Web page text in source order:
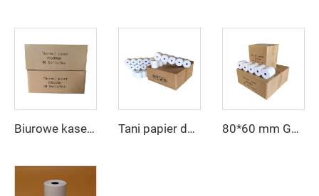
Biurowe kasety do rejestratora fiskalnego z termobumagą, wielkie rolki, szybka dostawa, niestandardowy logo, 80 mm, rolka papieru, bezpłatna próbka, termobumaga do kas Tani papier do kasy fiskalnej 80*60 mm wysokiej jakości, druk fabryczny, wyraźny i odpowiedni do różnych zastosowań 80*60 mm Gorąco sprzedawany walec papieru, papier kasowy, papier drukowy sprzedaż hurtowa z fabryki, przystępna cena, wysoka jakość